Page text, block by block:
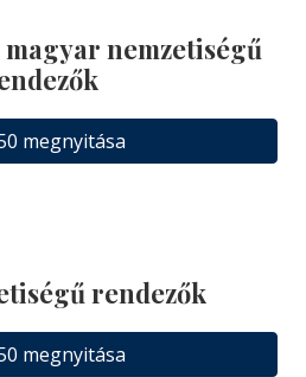
nemzetiségű
megnyitása
rendezők
megnyitása